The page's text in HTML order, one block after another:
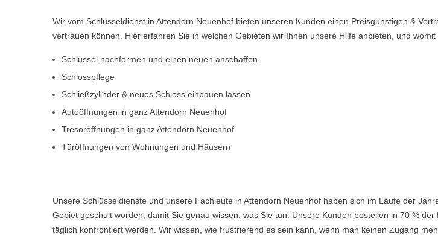
Wir vom Schlüsseldienst in Attendorn Neuenhof bieten unseren Kunden einen Preisgünstigen &
vertrauen können. Hier erfahren Sie in welchen Gebieten wir Ihnen unsere Hilfe anbieten, und
Schlüssel nachformen und einen neuen anschaffen
Schlosspflege
Schließzylinder & neues Schloss einbauen lassen
Autoöffnungen in ganz Attendorn Neuenhof
Tresoröffnungen in ganz Attendorn Neuenhof
Türöffnungen von Wohnungen und Häusern
Unsere Schlüsseldienste und unsere Fachleute in Attendorn Neuenhof haben sich im Laufe der
Gebiet geschult worden, damit Sie genau wissen, was Sie tun. Unsere Kunden bestellen in 70 %
täglich konfrontiert werden. Wir wissen, wie frustrierend es sein kann, wenn man keinen Zugang